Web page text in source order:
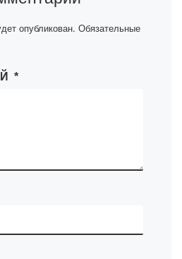
опубликован. Обязательные
*